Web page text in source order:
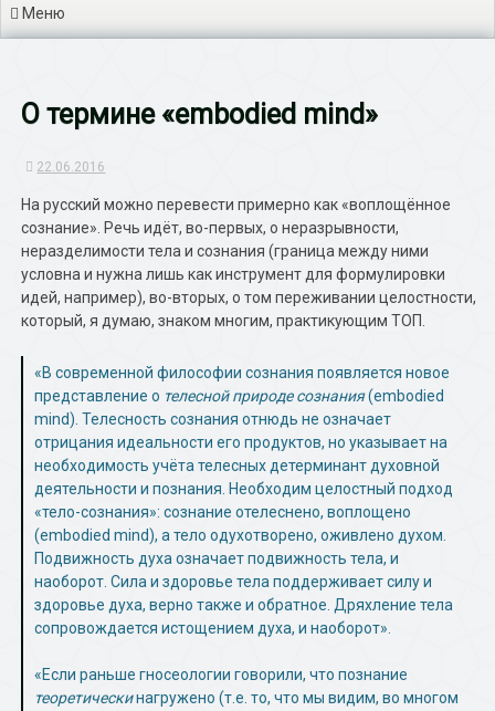
Меню
О термине «embodied mind»
22.06.2016
На русский можно перевести примерно как «воплощённое
сознание». Речь идёт, во-первых, о неразрывности,
неразделимости тела и сознания (граница между ними
условна и нужна лишь как инструмент для формулировки
идей, например), во-вторых, о том переживании целостности,
который, я думаю, знаком многим, практикующим ТОП.
«В современной философии сознания появляется новое
представление о телесной природе сознания(embodied
mind). Телесность сознания отнюдь не означает
отрицания идеальности его продуктов, но указывает на
необходимость учёта телесных детерминант духовной
деятельности и познания. Необходим целостный подход
«тело-сознания»: сознание отелеснено, воплощено
(embodied mind), а тело одухотворено, оживлено духом.
Подвижность духа означает подвижность тела, и
наоборот. Сила и здоровье тела поддерживает силу и
здоровье духа, верно также и обратное. Дряхление тела
сопровождается истощением духа, и наоборот».
«Если раньше гносеологии говорили, что познание
теоретическинагружено (т.е. то, что мы видим, во многом